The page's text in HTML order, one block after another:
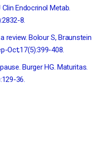
Endocrinol Metab.
8.
review. Bolour S, Braunstein
Oct;17(5):399-408.
Burger HG. Maturitas.
36.